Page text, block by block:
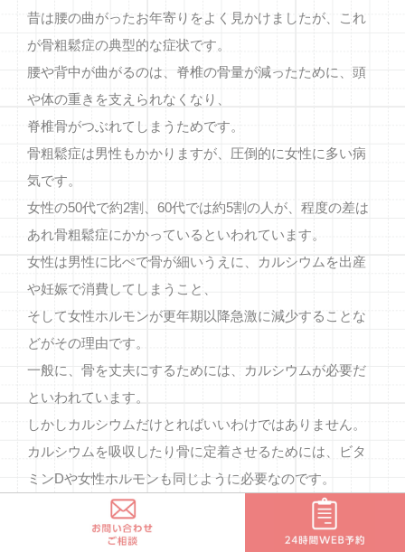
昔は腰の曲がったお年寄りをよく見かけましたが、これ
が骨粗鬆症の典型的な症状です。
腰や背中が曲がるのは、脊椎の骨量が減ったために、頭
や体の重きを支えられなくなり、
脊椎骨がつぶれてしまうためです。
骨粗鬆症は男性もかかりますが、圧倒的に女性に多い病
気です。
女性の50代で約2割、60代では約5割の人が、程度の差は
あれ骨粗鬆症にかかっているといわれています。
女性は男性に比ぺで骨が細いうえに、カルシウムを出産
や妊娠で消費してしまうこと、
そして女性ホルモンが更年期以降急激に減少することな
どがその理由です。
一般に、骨を丈夫にするためには、カルシウムが必要だ
といわれています。
しかしカルシウムだけとればいいわけではありません。
カルシウムを吸収したり骨に定着させるためには、ビタ
ミンDや女性ホルモンも同じように必要なのです。
骨は、見かけは同じように見えますが、絶えず入れ替わ
っています。